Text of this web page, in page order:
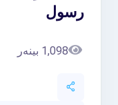
رسول
1,098 بینەر